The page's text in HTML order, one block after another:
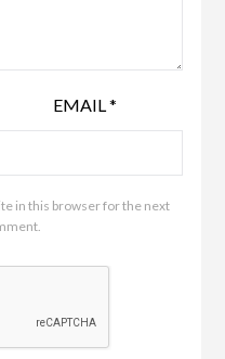
EMAIL*
in this browser for the next